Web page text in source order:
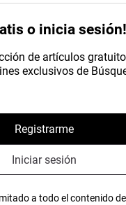
o inicia sesión!
de artículos
exclusivos de
Registrarme
Iniciar sesión
a todo el contenido